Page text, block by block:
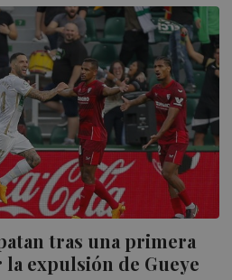
tras una primera
expulsión de Gueye